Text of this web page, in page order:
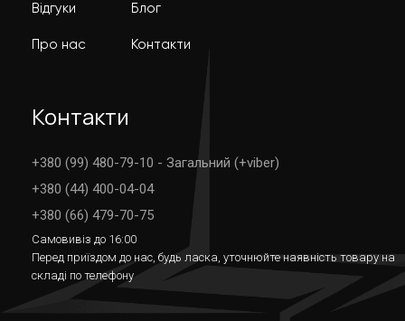
Відгуки
Про нас
Блог
Контакти
Контакти
+380 (99) 480-79-10 - Загальний (+viber)
+380 (44) 400-04-04
+380 (66) 479-70-75
Самовивіз до 16:00
Перед приїздом до нас, будь ласка, уточнюйте наявність товару на
складі по телефону